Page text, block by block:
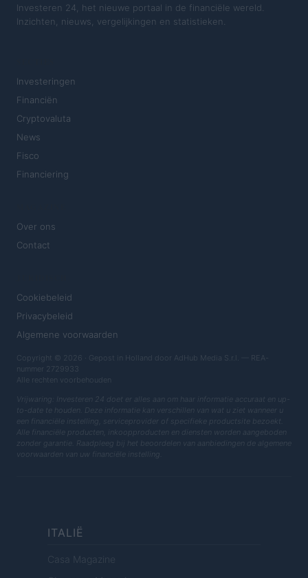
Investeren 24, het nieuwe portaal in de financiële wereld.
Inzichten, nieuws, vergelijkingen en statistieken.
Investeringen
Financiën
Cryptovaluta
News
Fisco
Financiering
Over ons
Contact
Cookiebeleid
Privacybeleid
Algemene voorwaarden
Copyright © 2026 · Gepost in Holland door AdHub Media S.r.l. — REA-
nummer 2729933
Alle rechten voorbehouden
Vrijwaring: Investeren 24 doet er alles aan om haar informatie accuraat en up-
to-date te houden. Deze informatie kan verschillen van wat u ziet wanneer u
een financiële instelling, serviceprovider of specifieke productsite bezoekt.
Alle financiële producten, inkoopproducten en diensten worden aangeboden
zonder garantie. Raadpleeg bij het beoordelen van aanbiedingen de algemene
voorwaarden van uw financiële instelling.
ITALIË
Casa Magazine